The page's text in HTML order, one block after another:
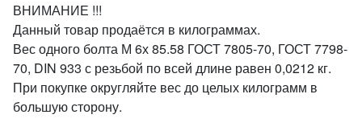
ВНИМАНИЕ !!!
Данный товар продаётся в килограммах.
Вес одного болта М 6х 85.58 ГОСТ 7805-70, ГОСТ 7798-
70, DIN 933 с резьбой по всей длине равен 0,0212 кг.
При покупке округляйте вес до целых килограмм в
большую сторону.